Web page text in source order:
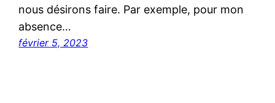
nous désirons faire. Par exemple, pour mon
absence…
février 5, 2023